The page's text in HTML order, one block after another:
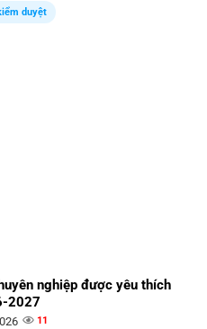
duyệt
nghiệp được yêu thích
2027
11